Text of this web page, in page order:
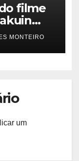
filme
MONTEIRO
um